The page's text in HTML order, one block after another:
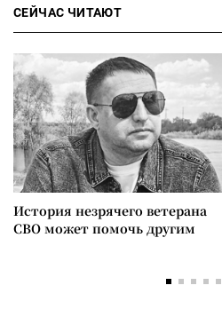
СЕЙЧАС ЧИТАЮТ
История незрячего ветерана
СВО может помочь другим